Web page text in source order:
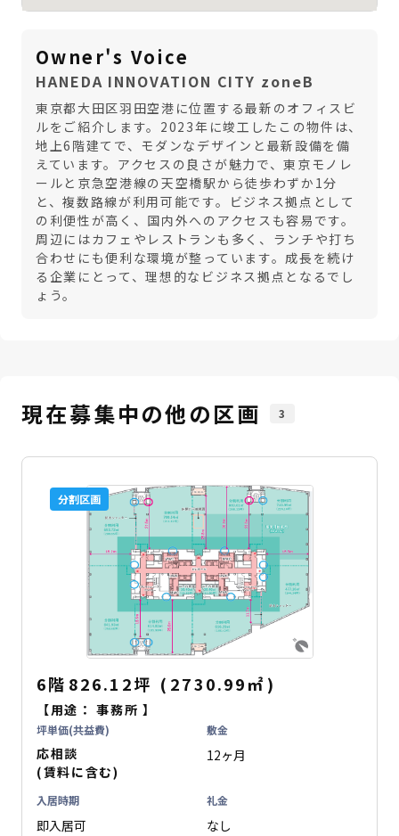
Owner's Voice
HANEDA INNOVATION CITY zoneB
東京都大田区羽田空港に位置する最新のオフィスビ
ルをご紹介します。2023年に竣工したこの物件は、
地上6階建てで、モダンなデザインと最新設備を備
えています。アクセスの良さが魅力で、東京モノレ
ールと京急空港線の天空橋駅から徒歩わずか1分
と、複数路線が利用可能です。ビジネス拠点として
の利便性が高く、国内外へのアクセスも容易です。
周辺にはカフェやレストランも多く、ランチや打ち
合わせにも便利な環境が整っています。成長を続け
る企業にとって、理想的なビジネス拠点となるでし
ょう。
現在募集中の他の区画 3
分割区画
6階 826.12坪 ( 2730.99㎡ )
【用途：事務所 】
坪単価(共益費)
応相談
(賃料に含む)
敷金
12ヶ月
入居時期
即入居可
礼金
なし